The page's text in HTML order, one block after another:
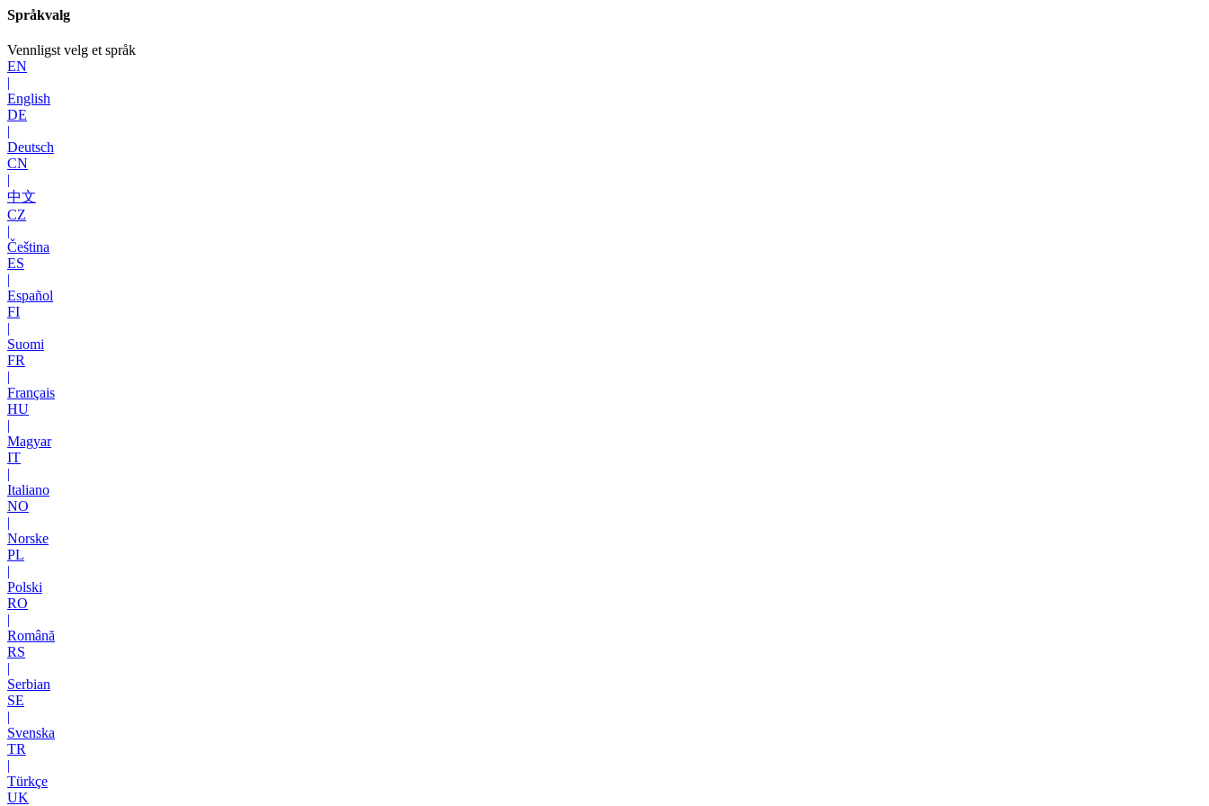
Språkvalg
Vennligst velg et språk
EN
|
English
DE
|
Deutsch
CN
|
中文
CZ
|
Čeština
ES
|
Español
FI
|
Suomi
FR
|
Français
HU
|
Magyar
IT
|
Italiano
NO
|
Norske
PL
|
Polski
RO
|
Română
RS
|
Serbian
SE
|
Svenska
TR
|
Türkçe
UK